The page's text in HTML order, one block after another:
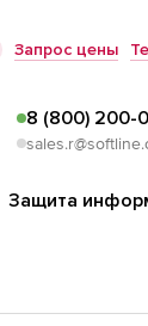
Запрос цены
8 (800) 200-
Защита